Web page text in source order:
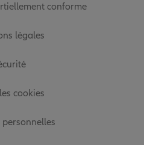
conforme
légales
cookies
personnelles